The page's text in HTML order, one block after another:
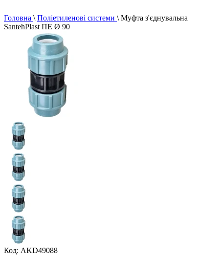
Головна \ Поліетиленові системи \ Муфта з'єднувальна
SantehPlast ПЕ Ø 90
Код: AKD49088